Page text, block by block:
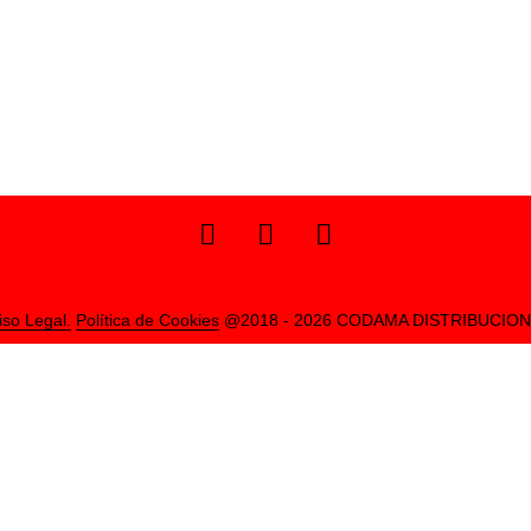
Legal. Política de Cookies@2018 - 2026 CODAMA